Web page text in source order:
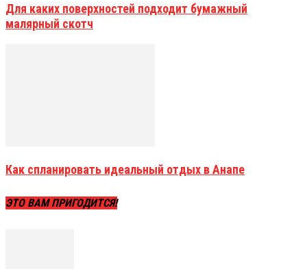
Для каких поверхностей подходит бумажный
малярный скотч
Как спланировать идеальный отдых в Анапе
ЭТО ВАМ ПРИГОДИТСЯ!